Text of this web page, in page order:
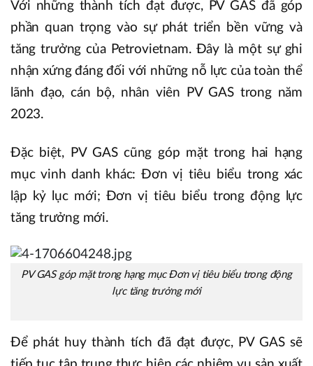
Với những thành tích đạt được, PV GAS đã góp
phần quan trọng vào sự phát triển bền vững và
tăng trưởng của Petrovietnam. Đây là một sự ghi
nhận xứng đáng đối với những nỗ lực của toàn thể
lãnh đạo, cán bộ, nhân viên PV GAS trong năm
2023.
Đặc biệt, PV GAS cũng góp mặt trong hai hạng
mục vinh danh khác: Đơn vị tiêu biểu trong xác
lập kỷ lục mới; Đơn vị tiêu biểu trong động lực
tăng trưởng mới.
PV GAS góp mặt trong hạng mục Đơn vị tiêu biểu trong động
lực tăng trưởng mới
Để phát huy thành tích đã đạt được, PV GAS sẽ